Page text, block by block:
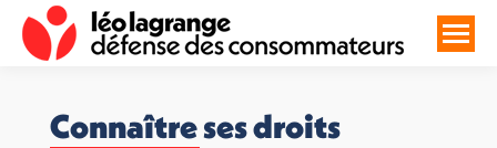
Connaître ses droits